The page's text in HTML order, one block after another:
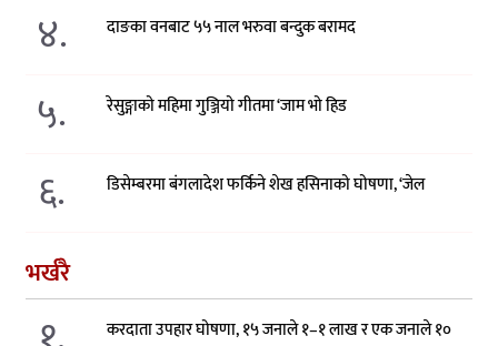
४. दाङका वनबाट ५५ नाल भरुवा बन्दुक बरामद
५. रेसुङ्गाको महिमा गुञ्जियो गीतमा ‘जाम भो हिड
६. डिसेम्बरमा बंगलादेश फर्किने शेख हसिनाको घोषणा, ‘जेल
भर्खरै
करदाता उपहार घोषणा, १५ जनाले १–१ लाख र एक जनाले १०